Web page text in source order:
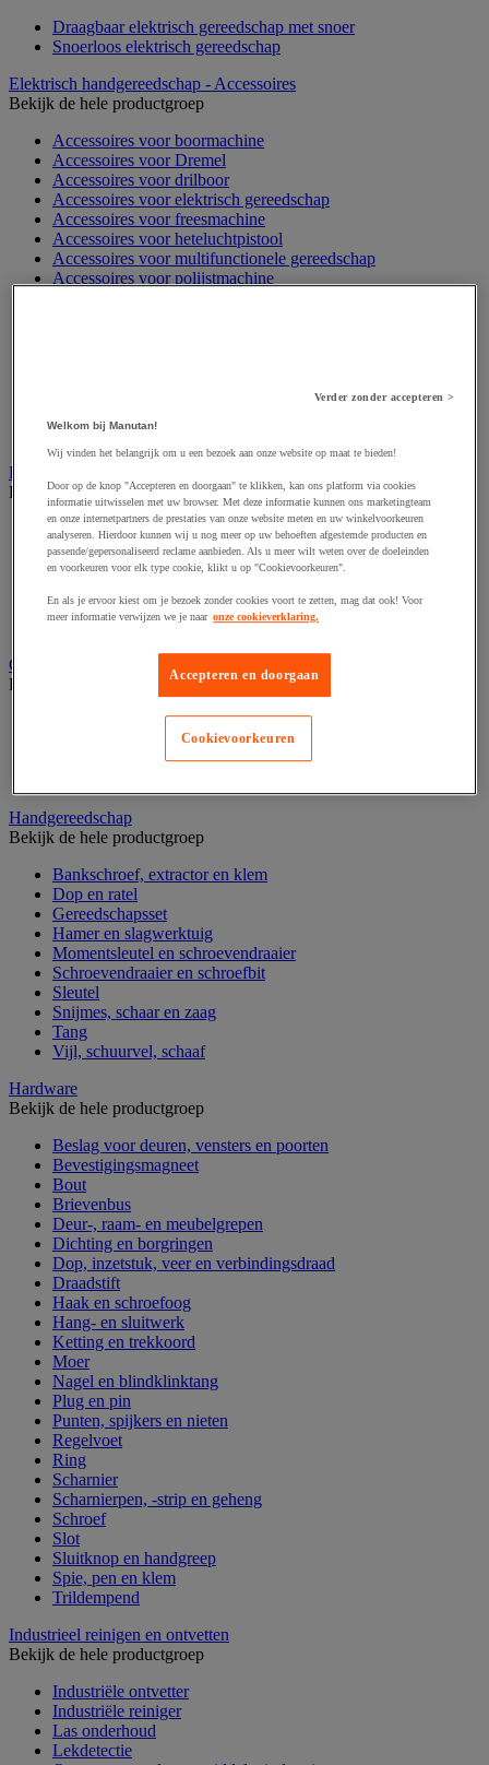
Draagbaar elektrisch gereedschap met snoer
Snoerloos elektrisch gereedschap
Elektrisch handgereedschap - Accessoires
Bekijk de hele productgroep
Accessoires voor boormachine
Accessoires voor Dremel
Accessoires voor drilboor
Accessoires voor elektrisch gereedschap
Accessoires voor freesmachine
Accessoires voor heteluchtpistool
Accessoires voor multifunctionele gereedschap
Accessoires voor polijstmachine
Accessoires voor zaag
Elektrische toebehoren en verlichting
Bekijk de hele productgroep
Accessoires voor elektrisch schakelpaneel
Batterij, oplader en kabel
Elektrische kabel
Verlengsnoer, stekkerdoos en kapelhaspel
Wandcontactdoos en schakelaar
Gereedschap opbergen
Bekijk de hele productgroep
Assortimentsdoos en gereedschapkoffer
Gereedschapskist en opbergtas
Gereedschapskoffer en versterkte kist
Handgereedschap
Bekijk de hele productgroep
Bankschroef, extractor en klem
Dop en ratel
Gereedschapsset
Hamer en slagwerktuig
Momentsleutel en schroevendraaier
Schroevendraaier en schroefbit
Sleutel
Snijmes, schaar en zaag
Tang
Vijl, schuurvel, schaaf
Hardware
Bekijk de hele productgroep
Beslag voor deuren, vensters en poorten
Bevestigingsmagneet
Bout
Brievenbus
Deur-, raam- en meubelgrepen
Dichting en borgringen
Dop, inzetstuk, veer en verbindingsdraad
Draadstift
Haak en schroefoog
Hang- en sluitwerk
Ketting en trekkoord
Moer
Nagel en blindklinktang
Plug en pin
Punten, spijkers en nieten
Regelvoet
Ring
Scharnier
Scharnierpen, -strip en geheng
Schroef
Slot
Sluitknop en handgreep
Spie, pen en klem
Trildempend
Industrieel reinigen en ontvetten
Bekijk de hele productgroep
Industriële ontvetter
Industriële reiniger
Las onderhoud
Lekdetectie
Verder zonder accepteren >
Welkom bij Manutan!
Wij vinden het belangrijk om u een bezoek aan onze website op maat te bieden!
Door op de knop "Accepteren en doorgaan" te klikken, kan ons platform via cookies
informatie uitwisselen met uw browser. Met deze informatie kunnen ons marketingteam
en onze internetpartners de prestaties van onze website meten en uw winkelvoorkeuren
analyseren. Hierdoor kunnen wij u nog meer op uw behoeften afgestemde producten en
passende/gepersonaliseerd reclame aanbieden. Als u meer wilt weten over de doeleinden
en voorkeuren voor elk type cookie, klikt u op "Cookievoorkeuren".
En als je ervoor kiest om je bezoek zonder cookies voort te zetten, mag dat ook! Voor
meer informatie verwijzen we je naar onze cookieverklaring.
Accepteren en doorgaan
Cookievoorkeuren